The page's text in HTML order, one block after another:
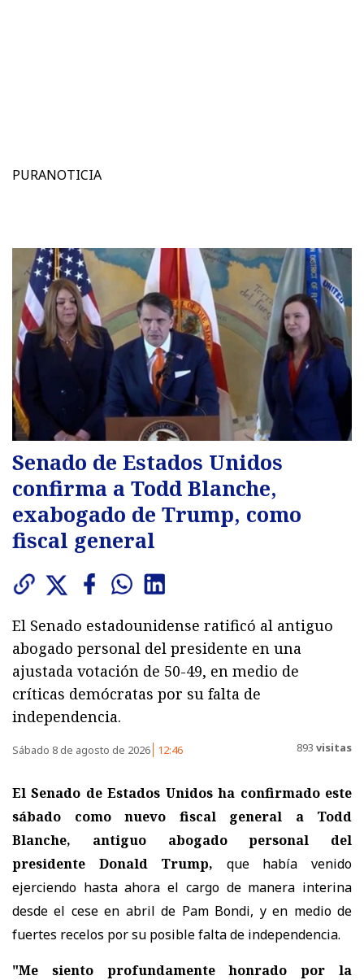
PURANOTICIA
Senado de Estados Unidos
confirma a Todd Blanche,
exabogado de Trump, como
fiscal general
El Senado estadounidense ratificó al antiguo
abogado personal del presidente en una
ajustada votación de 50-49, en medio de
críticas demócratas por su falta de
independencia.
Sábado 8 de agosto de 2026 12:46 893 visitas
El Senado de Estados Unidos ha confirmado este
sábado como nuevo fiscal general a Todd
Blanche, antiguo abogado personal del
presidente Donald Trump, que había venido
ejerciendo hasta ahora el cargo de manera interina
desde el cese en abril de Pam Bondi, y en medio de
fuertes recelos por su posible falta de independencia.
"Me siento profundamente honrado por la